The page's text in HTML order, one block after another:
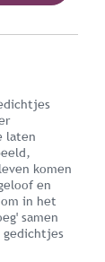
laten
komen
en
in het
samen
gedichtjes